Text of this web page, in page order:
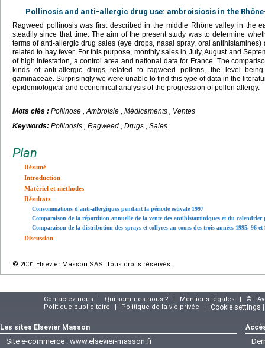
Pollinosis and anti-allergic drug use: ambroisiosis in the
Ragweed pollinosis was first described in the middle Rhône valley in the
steadily since that time. The aim of the present study was to determine
terms of anti-allergic drug sales (eye drops, nasal spray, oral
related to hay fever. For this purpose, monthly sales in July, August and
of high infestation, a control area and national data for France. The
kinds of anti-allergic drugs related to ragweed pollens, the level
gaminaceae. Surprisingly we were unable to find this type of data in the
epidemiological and economical analysis of the progression of pollen allergy.
Mots clés : Pollinose , Ambroisie , Médicaments , Ventes
Keywords: Pollinosis , Ragweed , Drugs , Sales
Plan
Résumé
Introduction
Matériel et méthodes
Résultats
Consommations d'anti-allergiques pendant la période estivale 1997
Comparaison de la répartition annuelle de la vente des antihistaminiques et du
Comparaison de la distribution des sprays et collyres au cours des trois années 1995, 96
Discussion
© 2001 Elsevier Masson SAS. Tous droits réservés.
Contactez-nous | Qui sommes-nous ? | Mentions légales |
© -
Politique publicitaire
| Politique de la vie privée | Cookie settings
Les sites Elsevier Masson
Site e-commerce : www.elsevier-masson.fr